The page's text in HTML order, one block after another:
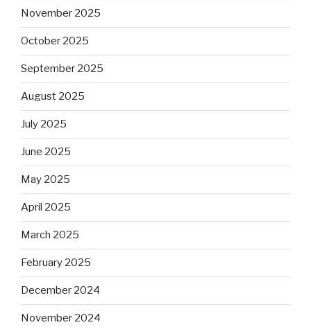
November 2025
October 2025
September 2025
August 2025
July 2025
June 2025
May 2025
April 2025
March 2025
February 2025
December 2024
November 2024